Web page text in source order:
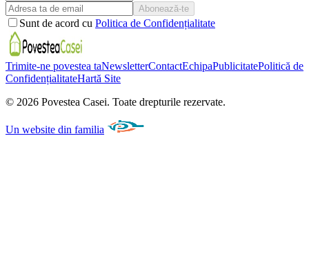
Abonează-te
Sunt de acord cu Politica de Confidențialitate
Trimite-ne povestea taNewsletterContactEchipaPublicitatePolitică de
ConfidențialitateHartă Site
© 2026 Povestea Casei. Toate drepturile rezervate.
Un website din familia